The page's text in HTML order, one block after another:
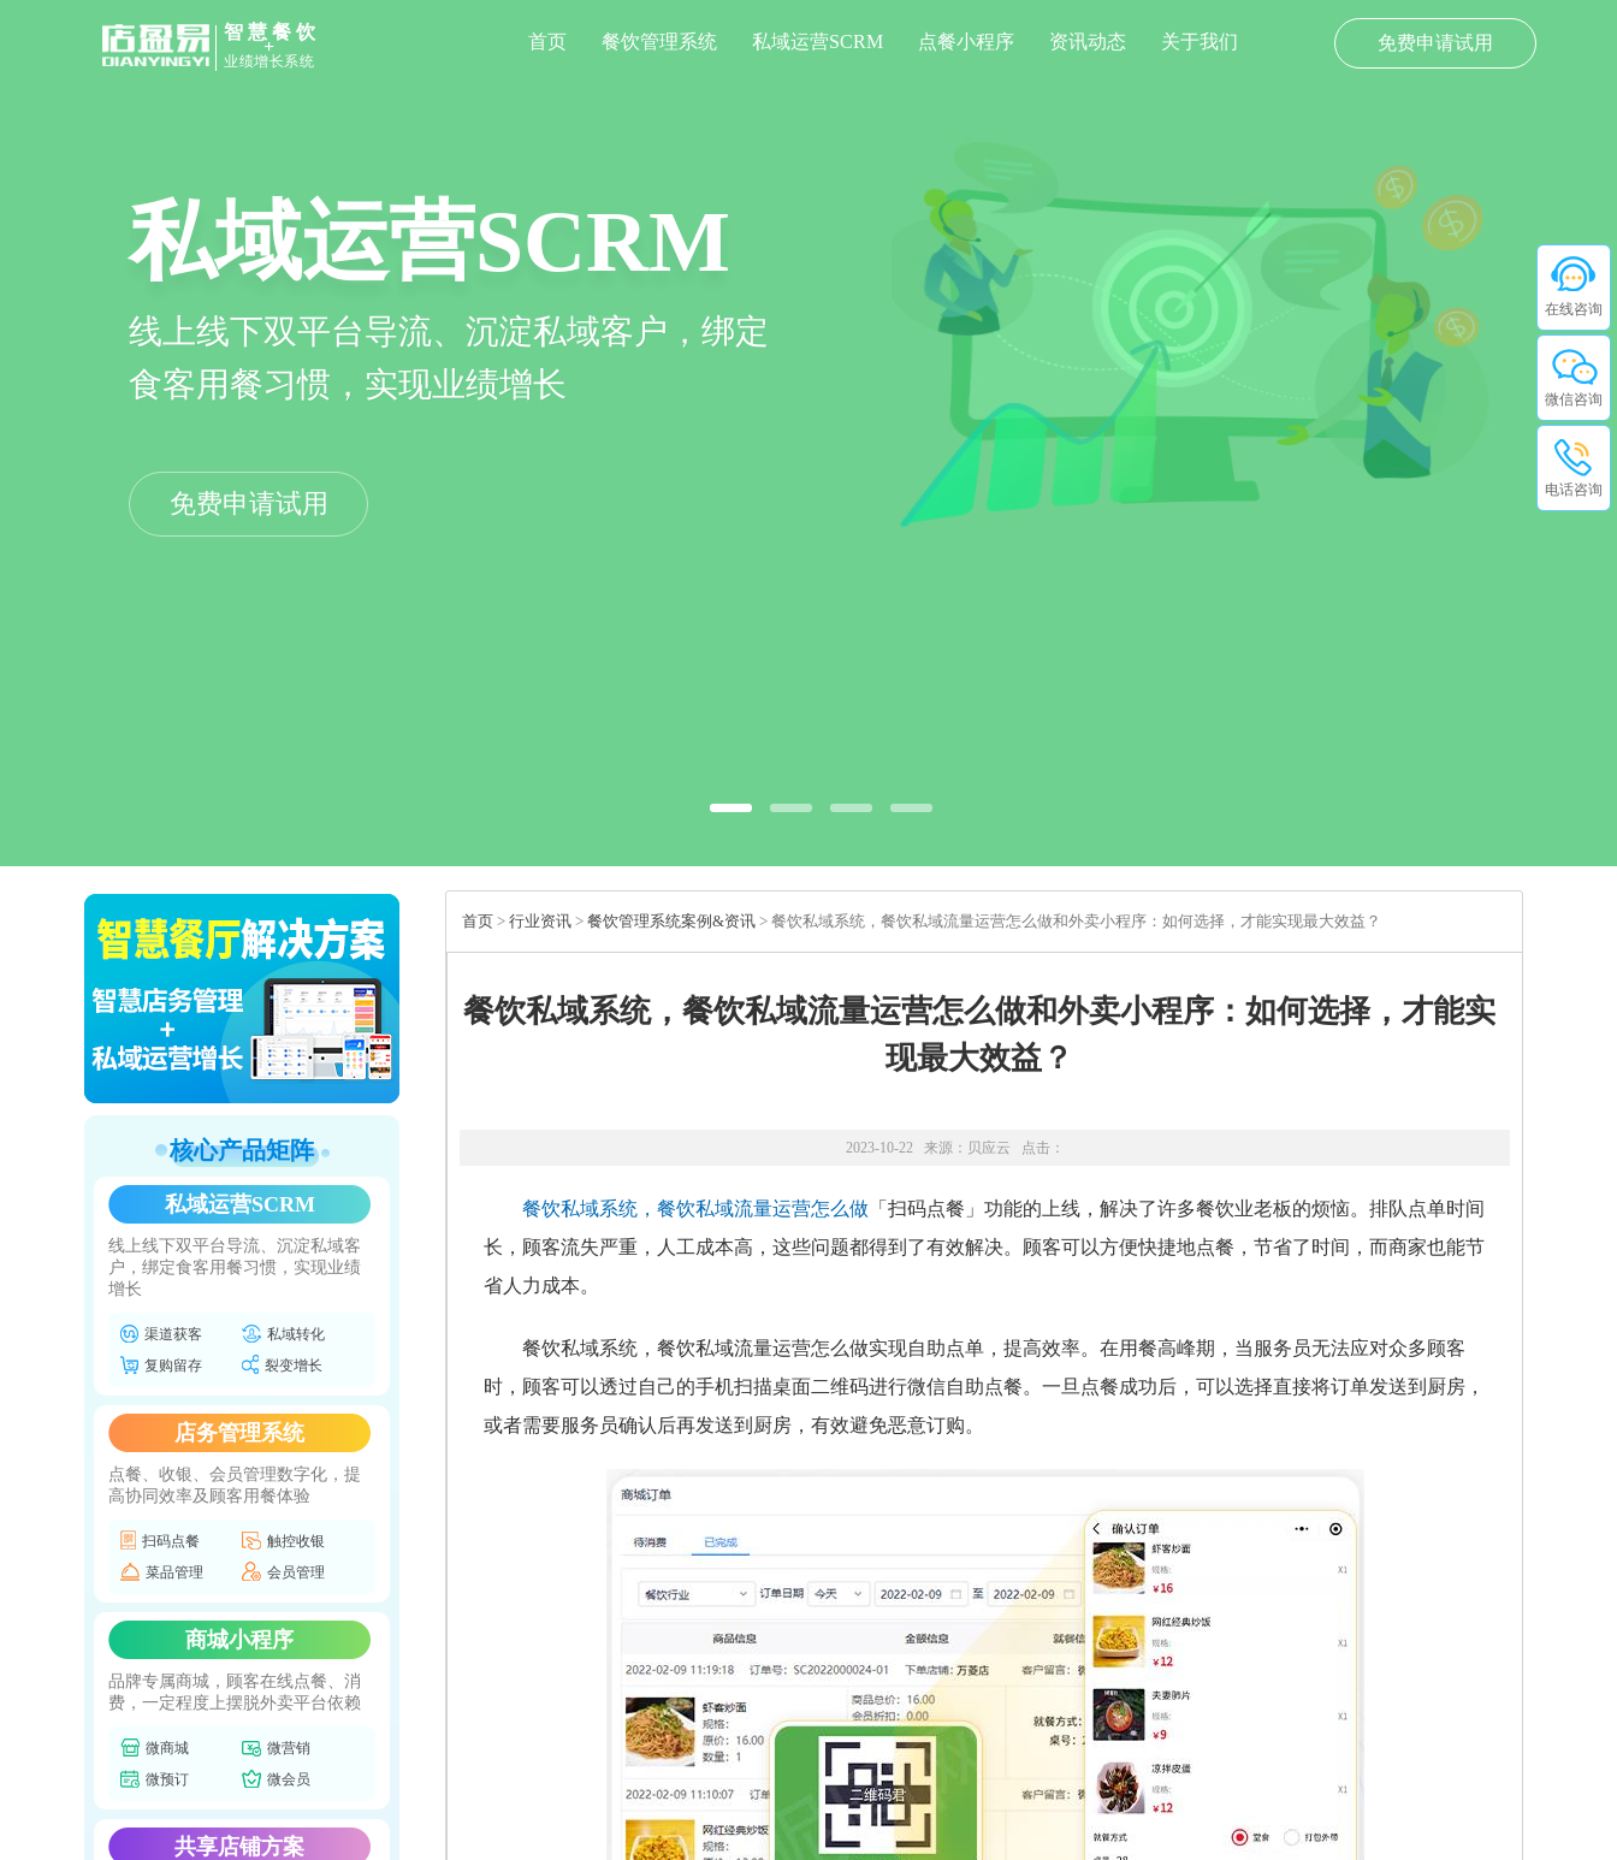
免费申请试用
智慧餐饮
+
业绩增长系统
首页 餐饮管理系统 私域运营SCRM 点餐小程序 资讯动态 关于我们
餐饮管理系统
扫码点餐、收银、会员管理信息化运作，提
高协同效率及顾客用餐体验
免费申请试用
核心产品矩阵
私域运营SCRM
线上线下双平台导流、沉淀私域客
户，绑定食客用餐习惯，实现业绩
增长
渠道获客
私域转化
复购留存
裂变增长
店务管理系统
点餐、收银、会员管理数字化，提
高协同效率及顾客用餐体验
扫码点餐
触控收银
菜品管理
会员管理
商城小程序
品牌专属商城，顾客在线点餐、消
费，一定程度上摆脱外卖平台依赖
微商城
微营销
微预订
微会员
共享店铺方案
首页 > 行业资讯 > 餐饮管理系统案例&资讯 > 餐饮私域系统，餐饮私域流量运营怎么做和外卖小程序：如何选择，才能实现最大效益？
餐饮私域系统，餐饮私域流量运营怎么做和外卖小程序：如何选择，才能实
现最大效益？
2023-10-22 来源： 贝应云 点击：
餐饮私域系统，餐饮私域流量运营怎么做 「扫码点餐」功能的上线，解决了许多餐饮业老板的烦恼。排队点单时间
长，顾客流失严重，人工成本高，这些问题都得到了有效解决。顾客可以方便快捷地点餐，节省了时间，而商家也能节
省人力成本。
餐饮私域系统，餐饮私域流量运营怎么做实现自助点单，提高效率。在用餐高峰期，当服务员无法应对众多顾客
时，顾客可以透过自己的手机扫描桌面二维码进行微信自助点餐。一旦点餐成功后，可以选择直接将订单发送到厨房，
或者需要服务员确认后再发送到厨房，有效避免恶意订购。
在线咨询
微信咨询
电话咨询